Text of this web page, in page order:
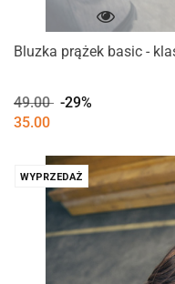
Bluzka prążek basic -
49.00 -29%
35.00
WYPRZEDAŻ